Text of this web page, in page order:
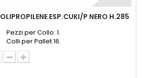
ESP.CUKI/P NERO H.285
Pezzi per Collo: 1.
Colli per Pallet 16.